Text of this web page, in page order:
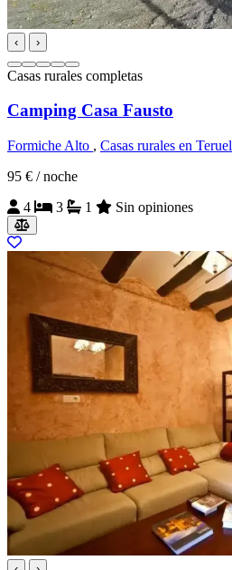
‹ ›
Casas rurales completas
Camping Casa Fausto
Formiche Alto , Casas rurales en Teruel
95 € / noche
4
3 1 Sin opiniones